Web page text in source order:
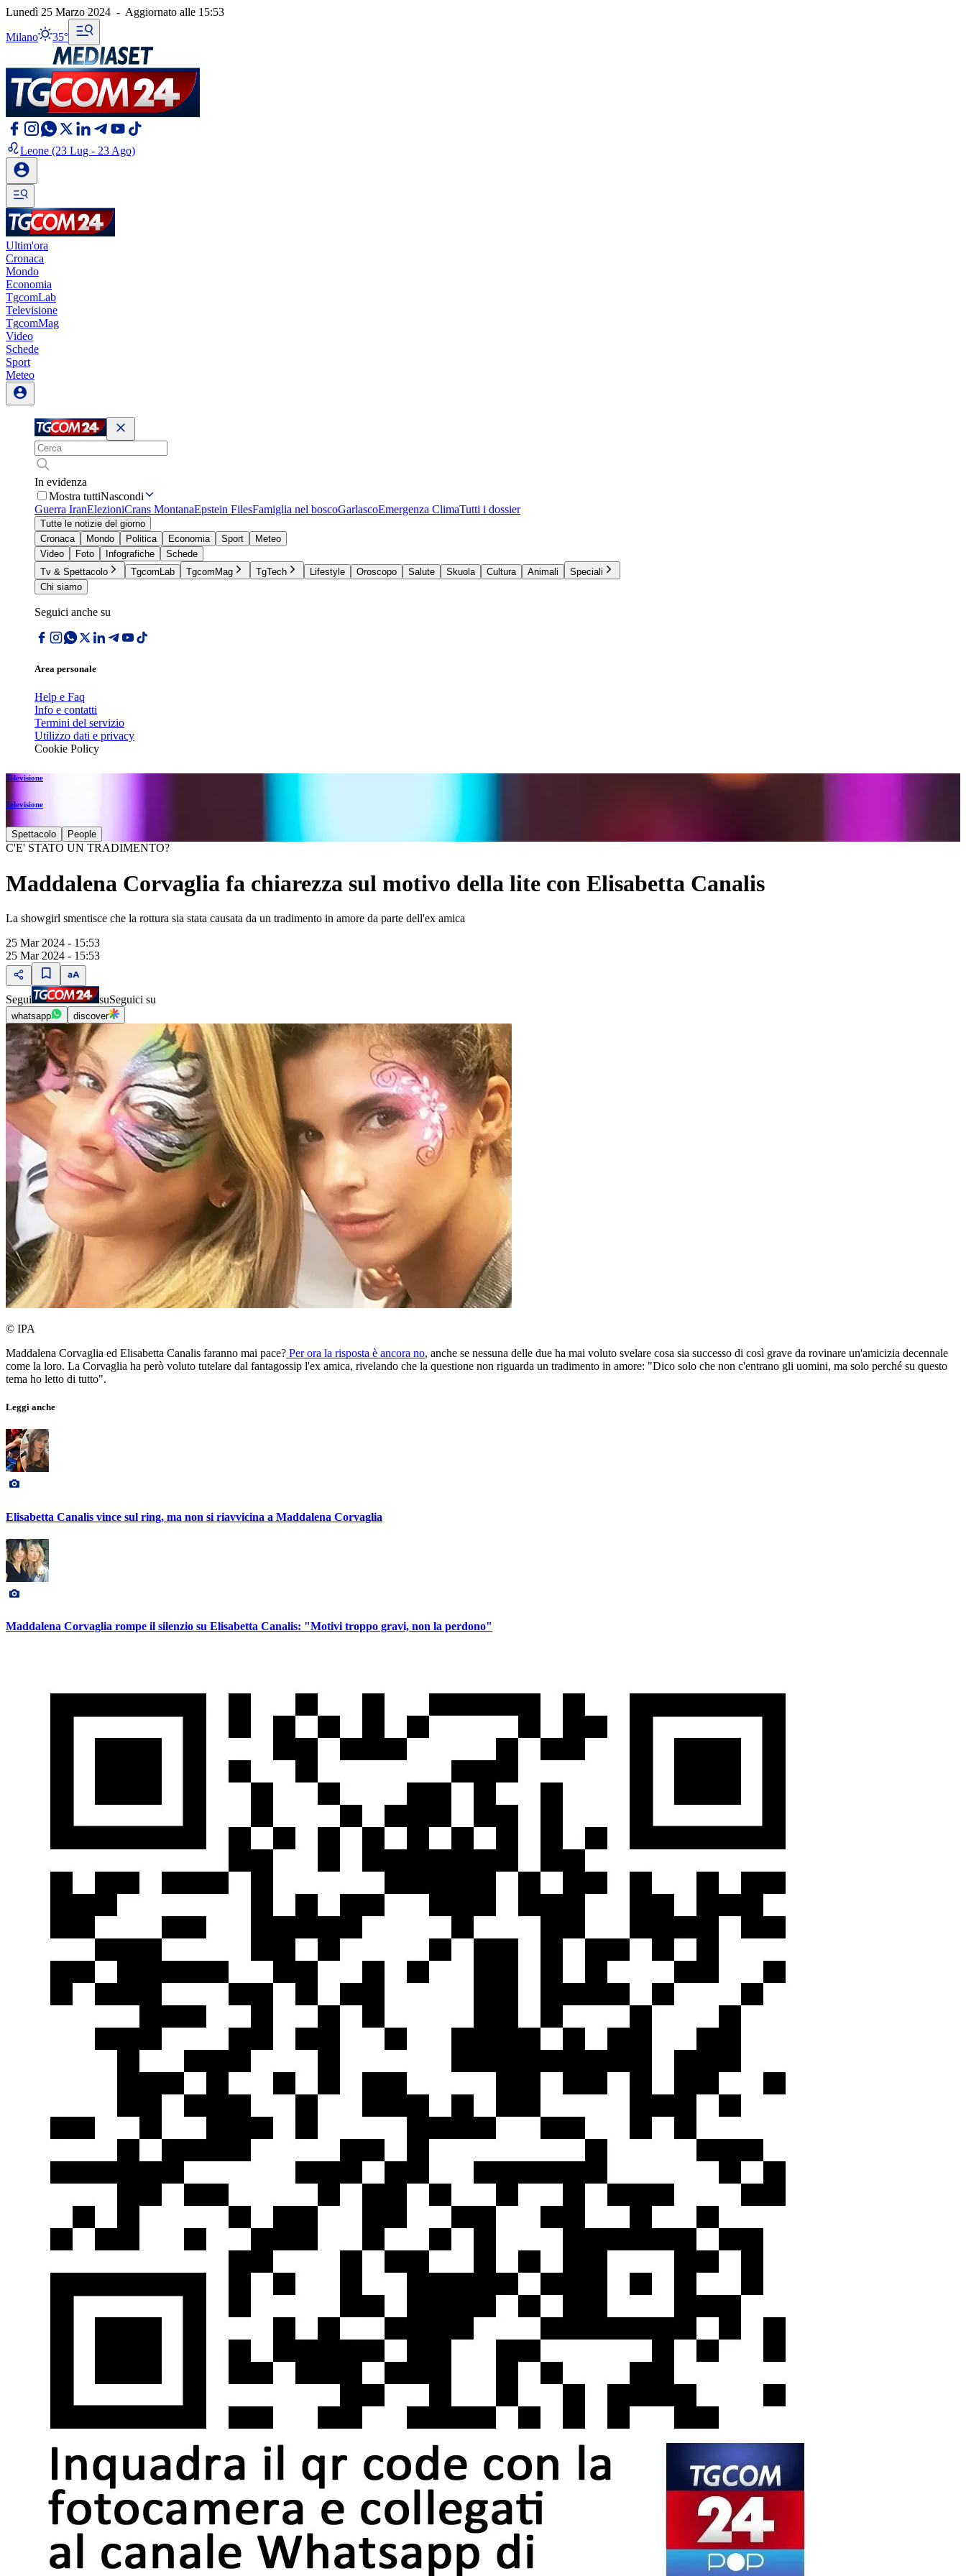
Lunedì 25 Marzo 2024 - Aggiornato alle 15:53
Milano 35°
Leone (23 Lug - 23 Ago)
Ultim'ora
Cronaca
Mondo
Economia
TgcomLab
Televisione
TgcomMag
Video
Schede
Sport
Meteo
In evidenza
Mostra tuttiNascondi
Guerra IranElezioniCrans MontanaEpstein FilesFamiglia nel boscoGarlascoEmergenza ClimaTutti i dossier
Tutte le notizie del giorno
Cronaca
Mondo Politica Economia Sport
Meteo
Video
Foto Infografiche
Schede
Tv & Spettacolo
TgcomLab TgcomMag TgTech Lifestyle Oroscopo Salute Skuola Cultura Animali
Speciali
Chi siamo
Seguici anche su
Area personale
Help e Faq
Info e contatti
Termini del servizio
Utilizzo dati e privacy
Cookie Policy
Televisione
Televisione
Spettacolo People
C'E' STATO UN TRADIMENTO?
Maddalena Corvaglia fa chiarezza sul motivo della lite con Elisabetta Canalis
La showgirl smentisce che la rottura sia stata causata da un tradimento in amore da parte dell'ex amica
25 Mar 2024 - 15:53
25 Mar 2024 - 15:53
Segui suSeguici su
whatsapp discover
© IPA
Maddalena Corvaglia ed Elisabetta Canalis faranno mai pace? Per ora la risposta è ancora no, anche se nessuna delle due ha mai voluto svelare cosa sia successo di così grave da rovinare un'amicizia decennale
come la loro. La Corvaglia ha però voluto tutelare dal fantagossip l'ex amica, rivelando che la questione non riguarda un tradimento in amore: "Dico solo che non c'entrano gli uomini, ma solo perché su questo
tema ho letto di tutto".
Leggi anche
Elisabetta Canalis vince sul ring, ma non si riavvicina a Maddalena Corvaglia
Maddalena Corvaglia rompe il silenzio su Elisabetta Canalis: "Motivi troppo gravi, non la perdono"